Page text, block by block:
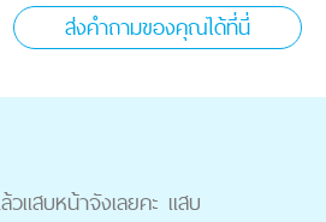
ส่งคำถามของคุณได้ที่นี่
แสบหน้าจังเลยคะ แสบ